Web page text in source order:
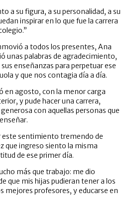
a su figura, a su personalidad, a su
inspirar en lo que fue la carrera
a todos los presentes, Ana
unas palabras de agradecimiento,
enseñanzas para perpetuar ese
y que nos contagia día a día.
en agosto, con la menor carga
y pude hacer una carrera,
con aquellas personas que
este sentimiento tremendo de
que ingreso siento la misma
de ese primer día.
más que trabajo: me dio
que mis hijas pudieran tener a los
mejores profesores, y educarse en